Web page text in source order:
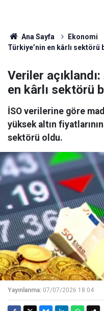
Ana Sayfa Ekonomi
Türkiye’nin en kârlı sektörü
Veriler
en kârlı sektörü
İSO verilerine göre
yüksek altın
sektörü oldu.
Yayınlanma: 07/07/2026 18:04